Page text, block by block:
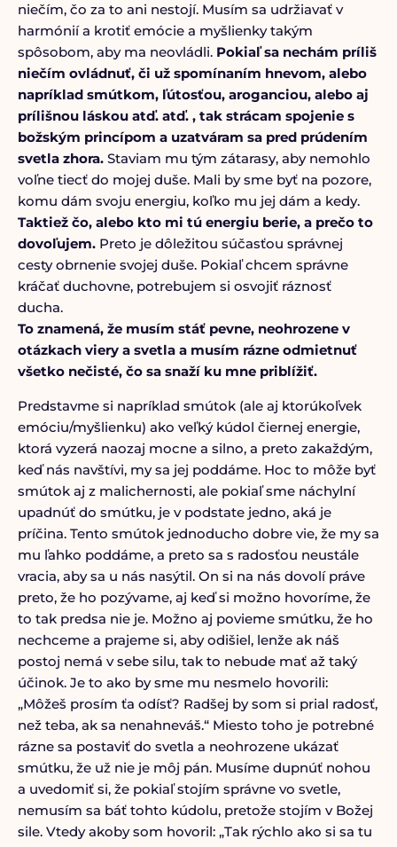
niečím, čo za to ani nestojí. Musím sa udržiavať v
harmónií a krotiť emócie a myšlienky takým
spôsobom, aby ma neovládli. Pokiaľ sa nechám príliš
niečím ovládnuť, či už spomínaním hnevom, alebo
napríklad smútkom, ľútosťou, aroganciou, alebo aj
prílišnou láskou atď. atď. , tak strácam spojenie s
božským princípom a uzatváram sa pred prúdením
svetla zhora.Staviam mu tým zátarasy, aby nemohlo
voľne tiecť do mojej duše. Mali by sme byť na pozore,
komu dám svoju energiu, koľko mu jej dám a kedy.
Taktiež čo, alebo kto mi tú energiu berie, a prečo to
dovoľujem.Preto je dôležitou súčasťou správnej
cesty obrnenie svojej duše. Pokiaľ chcem správne
kráčať duchovne, potrebujem si osvojiť ráznosť
ducha.
To znamená, že musím stáť pevne, neohrozene v
otázkach viery a svetla a musím rázne odmietnuť
všetko nečisté, čo sa snaží ku mne priblížiť.
Predstavme si napríklad smútok (ale aj ktorúkoľvek
emóciu/myšlienku) ako veľký kúdol čiernej energie,
ktorá vyzerá naozaj mocne a silno, a preto zakaždým,
keď nás navštívi, my sa jej poddáme. Hoc to môže byť
smútok aj z malichernosti, ale pokiaľ sme náchylní
upadnúť do smútku, je v podstate jedno, aká je
príčina. Tento smútok jednoducho dobre vie, že my sa
mu ľahko poddáme, a preto sa s radosťou neustále
vracia, aby sa u nás nasýtil. On si na nás dovolí práve
preto, že ho pozývame, aj keď si možno hovoríme, že
to tak predsa nie je. Možno aj povieme smútku, že ho
nechceme a prajeme si, aby odišiel, lenže ak náš
postoj nemá v sebe silu, tak to nebude mať až taký
účinok. Je to ako by sme mu nesmelo hovorili:
„Môžeš prosím ťa odísť? Radšej by som si prial radosť,
než teba, ak sa nenahneváš.“ Miesto toho je potrebné
rázne sa postaviť do svetla a neohrozene ukázať
smútku, že už nie je môj pán. Musíme dupnúť nohou
a uvedomiť si, že pokiaľ stojím správne vo svetle,
nemusím sa báť tohto kúdolu, pretože stojím v Božej
sile. Vtedy akoby som hovoril: „Tak rýchlo ako si sa tu